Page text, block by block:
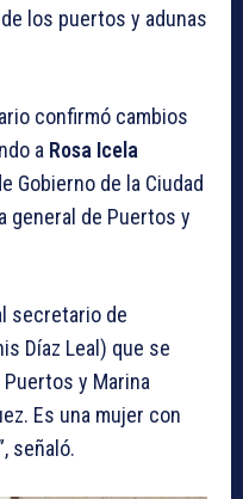
los puertos y adunas
confirmó cambios
a Rosa Icela
Gobierno de la Ciudad
general de Puertos y
secretario de
Díaz Leal) que se
y Marina
Es una mujer con
señaló.